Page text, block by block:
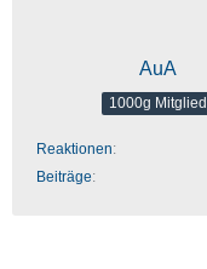
AuA
1000g Mitglied
Reaktionen
Beiträge